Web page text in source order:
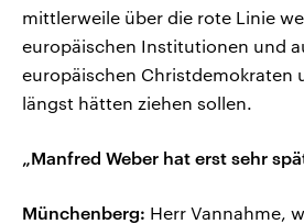
mittlerweile über die rote Linie
europäischen Institutionen und
europäischen Christdemokraten
längst hätten ziehen sollen.
„Manfred Weber hat erst sehr
Münchenberg: Herr Vannahme,